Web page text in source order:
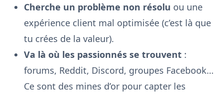
Cherche un problème non résolu ou une
expérience client mal optimisée (c’est là que
tu crées de la valeur).
Va là où les passionnés se trouvent :
forums, Reddit, Discord, groupes Facebook…
Ce sont des mines d’or pour capter les